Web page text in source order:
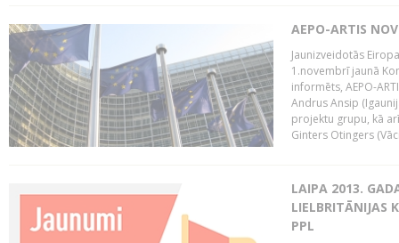
AEPO-ARTIS
Jaunizveidotās
1.novembrī jaunā
informēts, AEPO-
Andrus Ansip
projektu grupu, kā
Ginters Otingers
LAIPA 2013.
LIELBRITĀNIJAS
PPL